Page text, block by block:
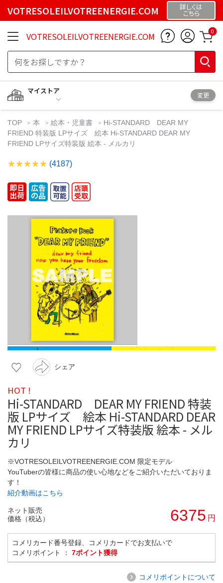
VOTRESOLEILVOTREENERGIE.COM 詳しくは
こちら
VOTRESOLEILVOTREENERGIE.COM 0
マイストア
変更
TOP 本 絵本・児童書
Hi-STANDARD DEAR MY
FRIEND 特装版 LPサイズ 絵本 Hi-STANDARD DEAR MY
FRIEND LPサイズ特装版 絵本 - メルカリ
(4187)
シェア
HOT !
Hi-STANDARD DEAR MY FRIEND 特装
版 LPサイズ 絵本 Hi-STANDARD DEAR
MY FRIEND LPサイズ特装版 絵本 - メル
カリ
※VOTRESOLEILVOTREENERGIE.COM 限定モデル
YouTuberの皆様に商品の使い心地などをご紹介いただいておりま
す！
紹介動画はこちら
ネット販売
価格（税込）
6375 円
コメリカード番号登録、コメリカードでお支払いで
コメリポイント ： 7ポイント獲得
コメリポイントについて